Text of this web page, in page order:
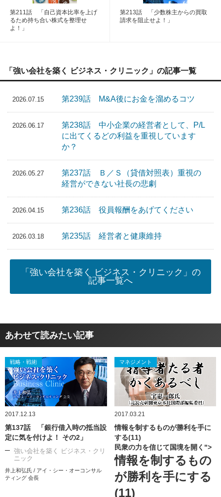
第211話 「自己資本比率を上げ
るため持ち合い株式を整理せ
よ！」
第213話 「少数株主からの買取
請求を阻止せよ！」
「強い会社を築く ビジネス・クリニック」の記事一覧
2026.07.15 第239話 M&A後にお金を溜めるコツ
2026.06.17
第238話 中小企業の経営者として、P/L
に出てくるどの利益を重視しています
か？
2026.05.27
第237話 Ｂ／Ｓ（貸借対照表）重視の
経営ができない社長の悲劇
2026.04.15 第236話 役員報酬をあげてください
2026.03.18 第235話 経営者と健康維持
「強い会社を築く ビジネス・クリニック」の
記事一覧へ
あわせて読みたい記事
戦略・戦術
2017.12.13
第137話 「銀行借入時の抵当設
定に気を付けよ！ その2」
強い会社を築く ビジネス・クリ
ニック
井上和弘氏 / アイ・シー・オーコンサル
ティング 会長
マネジメント
2017.03.21
情報を制するものが勝利を手に
する(11)
民衆の力を信じて国境を開く">
情報を制するもの
が勝利を手にする
(11)